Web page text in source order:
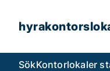
SökKontorlokaler